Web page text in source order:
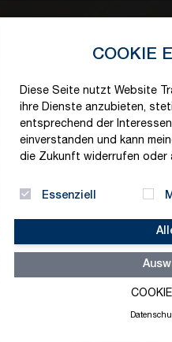
COOKIE
Diese Seite nutzt Website
ihre Dienste anzubieten,
entsprechend der
einverstanden und kann
die Zukunft widerrufen oder
Essenziell